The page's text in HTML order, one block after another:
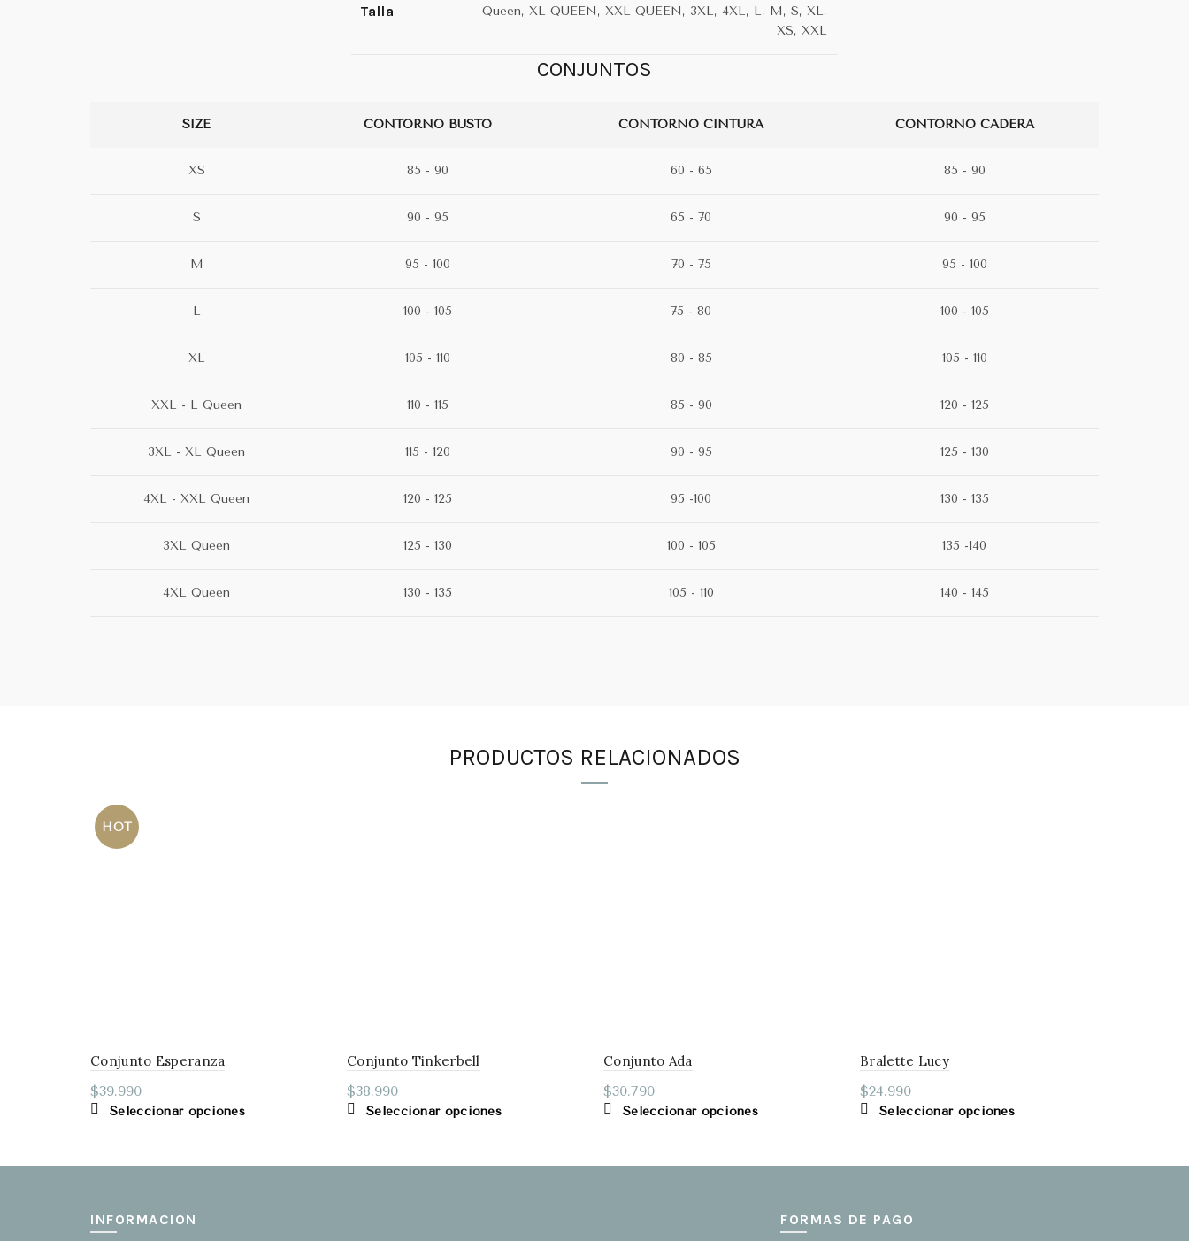
Talla
Queen, XL QUEEN, XXL QUEEN, 3XL, 4XL, L, M, S, XL,
XS, XXL
CONJUNTOS
SIZE CONTORNO BUSTO CONTORNO CINTURA CONTORNO CADERA
XS 85 - 90 60 - 65 85 - 90
S 90 - 95 65 - 70 90 - 95
M 95 - 100 70 - 75 95 - 100
L 100 - 105 75 - 80 100 - 105
XL 105 - 110 80 - 85 105 - 110
XXL - L Queen 110 - 115 85 - 90 120 - 125
3XL - XL Queen 115 - 120 90 - 95 125 - 130
4XL - XXL Queen 120 - 125 95 -100 130 - 135
3XL Queen 125 - 130 100 - 105 135 -140
4XL Queen 130 - 135 105 - 110 140 - 145
PRODUCTOS RELACIONADOS
HOT
Conjunto Esperanza
$39.990
Seleccionar opcionesEste
múltiples
Conjunto Tinkerbell
$38.990
Seleccionar opcionesEste
múltiples
Conjunto Ada
$30.790
Seleccionar opcionesEste
múltiples
opciones
Bralette Lucy
$24.990
Seleccionar opcionesEste
múltiples
INFORMACION FORMAS DE PAGO